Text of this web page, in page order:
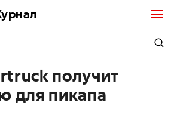
получит
для пикапа